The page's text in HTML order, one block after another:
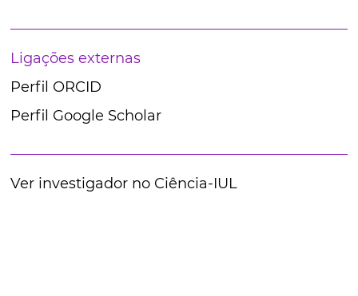
Ligações externas
Perfil ORCID
Perfil Google Scholar
Ver investigador no Ciência-IUL